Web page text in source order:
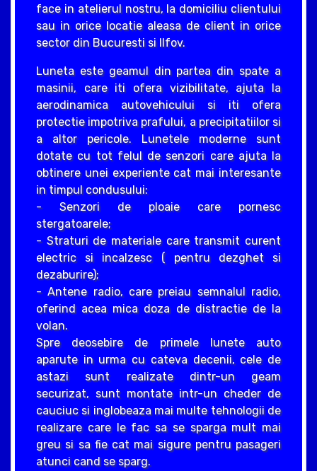
face in atelierul nostru, la domiciliu clientului
sau in orice locatie aleasa de client in orice
sector din Bucuresti si Ilfov.
Luneta este geamul din partea din spate a
masinii, care iti ofera vizibilitate, ajuta la
aerodinamica autovehicului si iti ofera
protectie impotriva prafului, a precipitatiilor si
a altor pericole. Lunetele moderne sunt
dotate cu tot felul de senzori care ajuta la
obtinere unei experiente cat mai interesante
in timpul condusului:
- Senzori de ploaie care pornesc
stergatoarele;
- Straturi de materiale care transmit curent
electric si incalzesc ( pentru dezghet si
dezaburire);
- Antene radio, care preiau semnalul radio,
oferind acea mica doza de distractie de la
volan.
Spre deosebire de primele lunete auto
aparute in urma cu cateva decenii, cele de
astazi sunt realizate dintr-un geam
securizat, sunt montate intr-un cheder de
cauciuc si inglobeaza mai multe tehnologii de
realizare care le fac sa se sparga mult mai
greu si sa fie cat mai sigure pentru pasageri
atunci cand se sparg.